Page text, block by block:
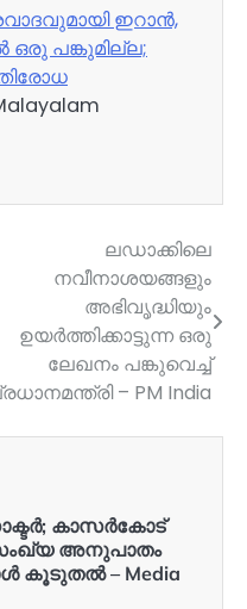
ഇറാൻ,
ഒരു പങ്കുമില്ല;
ലഡാക്കിലെ
നവീനാശയങ്ങളും
അഭിവൃദ്ധിയും
ഉയർത്തിക്കാട്ടുന്ന ഒരു
ലേഖനം പങ്കുവെച്ച്
– PM India
കാസർകോട്
അനുപാതം
കൂടുതൽ – Media